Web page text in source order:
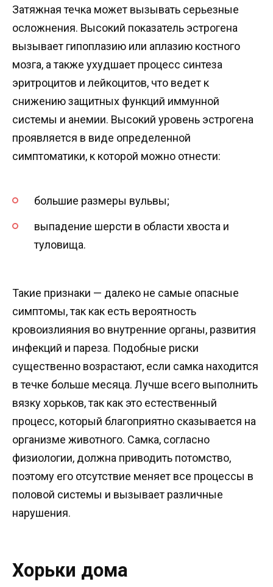
Затяжная течка может вызывать серьезные
осложнения. Высокий показатель эстрогена
вызывает гипоплазию или аплазию костного
мозга, а также ухудшает процесс синтеза
эритроцитов и лейкоцитов, что ведет к
снижению защитных функций иммунной
системы и анемии. Высокий уровень эстрогена
проявляется в виде определенной
симптоматики, к которой можно отнести:
большие размеры вульвы;
выпадение шерсти в области хвоста и
туловища.
Такие признаки — далеко не самые опасные
симптомы, так как есть вероятность
кровоизлияния во внутренние органы, развития
инфекций и пареза. Подобные риски
существенно возрастают, если самка находится
в течке больше месяца. Лучше всего выполнить
вязку хорьков, так как это естественный
процесс, который благоприятно сказывается на
организме животного. Самка, согласно
физиологии, должна приводить потомство,
поэтому его отсутствие меняет все процессы в
половой системы и вызывает различные
нарушения.
Хорьки дома